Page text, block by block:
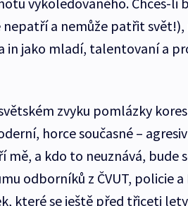
a nemůže patřit svět!),
in jako mladí, talentovaní a
zvyku pomlázky
horce současné –
a kdo to neuznává, bude
odborníků z ČVUT, policie a
které se ještě před třiceti